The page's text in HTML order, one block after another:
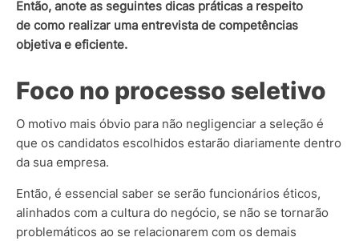
Então, anote as seguintes dicas práticas a respeito
de como realizar uma entrevista de competências
objetiva e eficiente.
Foco no processo seletivo
O motivo mais óbvio para não negligenciar a seleção é
que os candidatos escolhidos estarão diariamente dentro
da sua empresa.
Então, é essencial saber se serão funcionários éticos,
alinhados com a cultura do negócio, se não se tornarão
problemáticos ao se relacionarem com os demais